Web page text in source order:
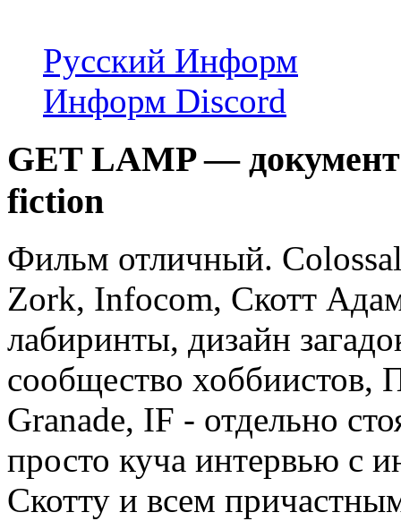
Русский Информ
Информ Discord
GET LAMP —
fiction
Фильм отличный.
Zork, Infocom, Скотт
лабиринты, дизайн
сообщество хоббиистов,
Granade, IF - отдельно
просто куча интервью с
Скотту и всем